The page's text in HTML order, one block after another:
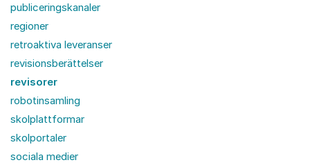
publiceringskanaler
regioner
retroaktiva leveranser
revisionsberättelser
revisorer
robotinsamling
skolplattformar
skolportaler
sociala medier